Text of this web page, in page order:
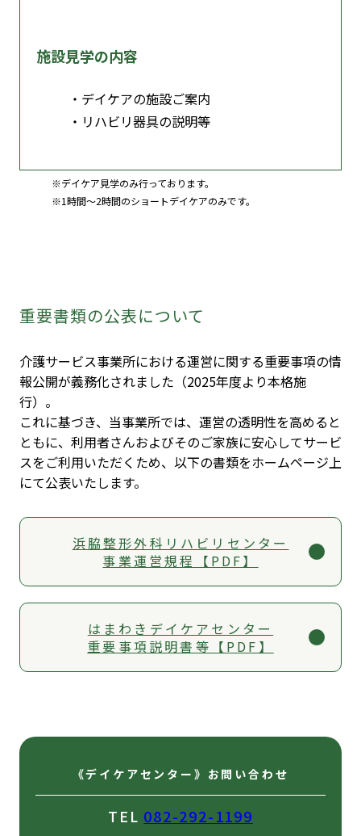
施設見学の内容
デイケアの施設ご案内
リハビリ器具の説明等
デイケア見学のみ行っております。
1時間～2時間のショートデイケアのみです。
重要書類の公表について
介護サービス事業所における運営に関する重要事項の情
報公開が義務化されました（2025年度より本格施
行）。
これに基づき、当事業所では、運営の透明性を高めると
ともに、利用者さんおよびそのご家族に安心してサービ
スをご利用いただくため、以下の書類をホームページ上
にて公表いたします。
浜脇整形外科リハビリセンター
事業運営規程【PDF】
はまわきデイケアセンター
重要事項説明書等【PDF】
《デイケアセンター》お問い合わせ
TEL 082-292-1199